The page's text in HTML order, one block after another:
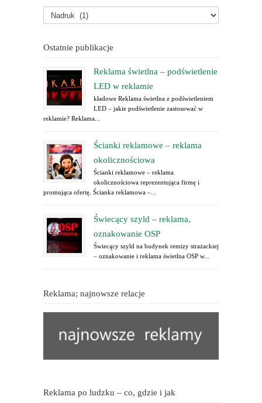
Ostatnie publikacje
Reklama świetlna – podświetlenie
LED w reklamie
kładowe Reklama świetlna z podświetleniem
LED – jakie podświetlenie zastosować w
reklamie? Reklama...
Ścianki reklamowe – reklama
okolicznościowa
Ścianki reklamowe – reklama
okolicznościowa reprezentująca firmę i
promująca ofertę. Ścianka reklamowa –...
Świecący szyld – reklama,
oznakowanie OSP
Świecący szyld na budynek remizy strażackiej
– oznakowanie i reklama świetlna OSP w...
Reklama; najnowsze relacje
Reklama po ludzku – co, gdzie i jak